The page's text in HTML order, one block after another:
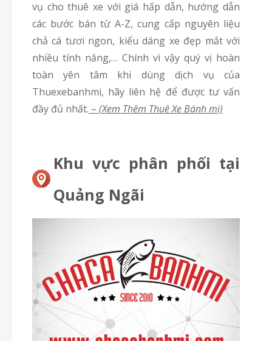
vụ cho thuê xe với giá hấp dẫn, hướng dẫn
các bước bán từ A-Z, cung cấp nguyên liệu
chả cá tươi ngon, kiểu dáng xe đẹp mắt với
nhiều tính năng,… Chính vì vậy quý vị hoàn
toàn yên tâm khi dùng dịch vụ của
Thuexebanhmi, hãy liên hệ để được tư vấn
đầy đủ nhất. – (Xem Thêm Thuê Xe Bánh mì)
Khu vực phân phối tại
Quảng Ngãi